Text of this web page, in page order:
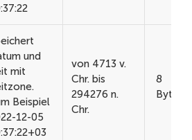
und
mit
Beispiel
12-05
von 4713 v.
Chr. bis
294276 n.
Chr.
8
Bytes